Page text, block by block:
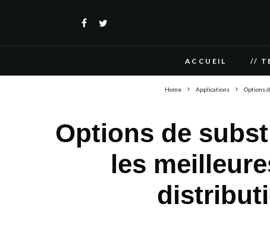
ACCUEIL //
Home Applications Options
Options de
les